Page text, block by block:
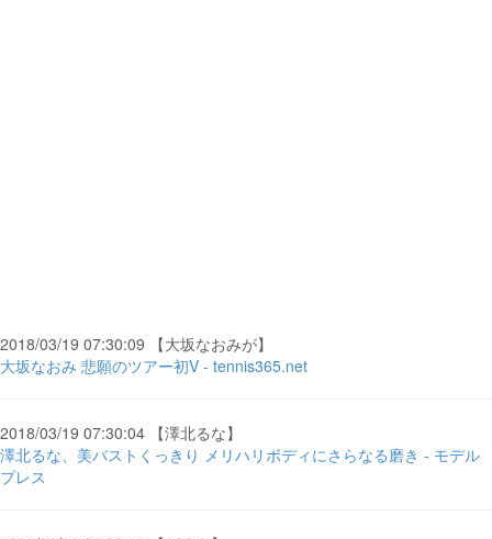
2018/03/19 07:30:09 【大坂なおみが】
大坂なおみ 悲願のツアー初V - tennis365.net
2018/03/19 07:30:04 【澤北るな】
澤北るな、美バストくっきり メリハリボディにさらなる磨き - モデル
プレス